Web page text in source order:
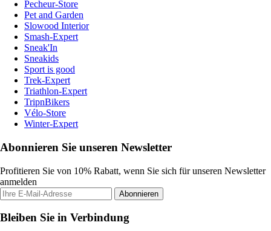
Pecheur-Store
Pet and Garden
Slowood Interior
Smash-Expert
Sneak'In
Sneakids
Sport is good
Trek-Expert
Triathlon-Expert
TripnBikers
Vélo-Store
Winter-Expert
Abonnieren Sie unseren Newsletter
Profitieren Sie von 10% Rabatt, wenn Sie sich für unseren Newsletter
anmelden
Abonnieren
Bleiben Sie in Verbindung